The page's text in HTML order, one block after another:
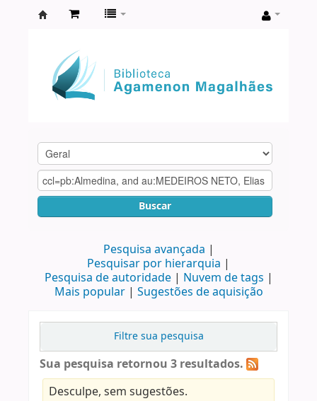
Agamenon
Magalhães
Buscar
Pesquisa avançada
Pesquisar por hierarquia
Pesquisa de autoridade
Nuvem de tags
Mais popular
Sugestões de aquisição
Filtre sua pesquisa
Sua pesquisa retornou 3 resultados.
Desculpe, sem sugestões.